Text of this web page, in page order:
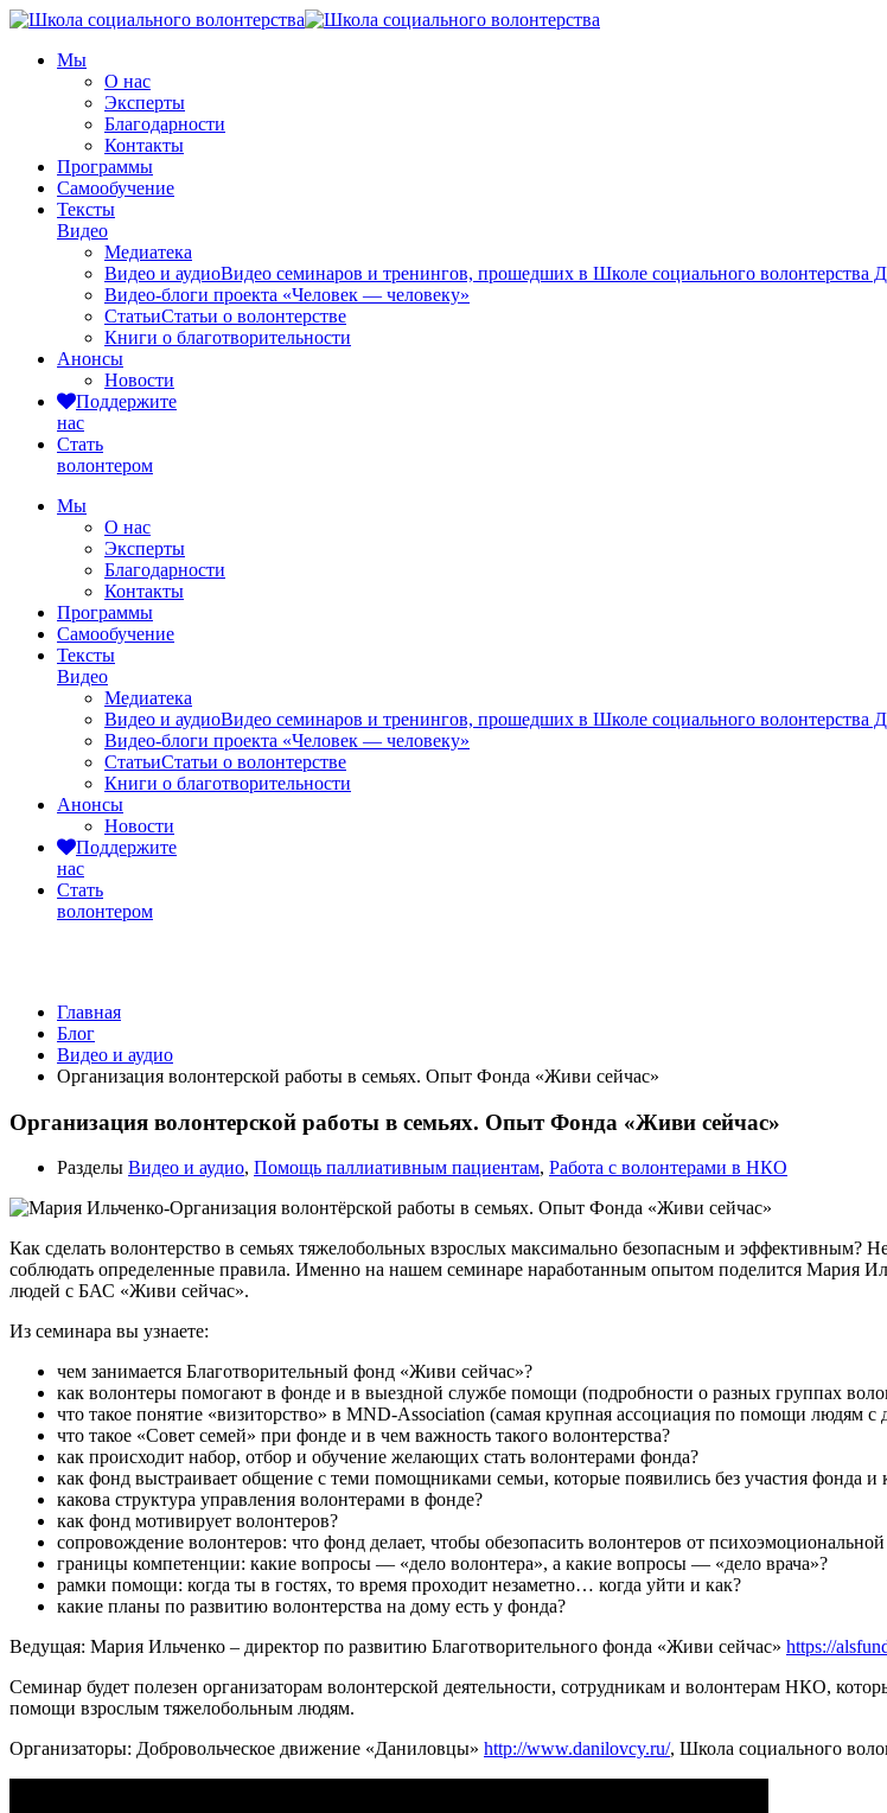
Мы
О нас
Эксперты
Благодарности
Контакты
Программы
Самообучение
Тексты
Видео
Медиатека
Видео и аудиоВидео семинаров и тренингов, прошедших в Школе социального волонтерства
Видео-блоги проекта «Человек — человеку»
СтатьиСтатьи о волонтерстве
Книги о благотворительности
Анонсы
Новости
Поддержите
нас
Стать
волонтером
Мы
О нас
Эксперты
Благодарности
Контакты
Программы
Самообучение
Тексты
Видео
Медиатека
Видео и аудиоВидео семинаров и тренингов, прошедших в Школе социального волонтерства
Видео-блоги проекта «Человек — человеку»
СтатьиСтатьи о волонтерстве
Книги о благотворительности
Анонсы
Новости
Поддержите
нас
Стать
волонтером
Главная
Блог
Видео и аудио
Организация волонтерской работы в семьях. Опыт Фонда «Живи сейчас»
Организация волонтерской работы в семьях. Опыт Фонда «Живи сейчас»
Разделы Видео и аудио, Помощь паллиативным пациентам, Работа с волонтерами в НКО
Как сделать волонтерство в семьях тяжелобольных взрослых максимально безопасным и эффективным?
соблюдать определенные правила. Именно на нашем семинаре наработанным опытом поделится Мария
людей с БАС «Живи сейчас».
Из семинара вы узнаете:
чем занимается Благотворительный фонд «Живи сейчас»?
как волонтеры помогают в фонде и в выездной службе помощи (подробности о разных группах
что такое понятие «визиторство» в MND-Association (самая крупная ассоциация по помощи людям
что такое «Cовет семей» при фонде и в чем важность такого волонтерства?
как происходит набор, отбор и обучение желающих стать волонтерами фонда?
как фонд выстраивает общение с теми помощниками семьи, которые появились без участия фонда
какова структура управления волонтерами в фонде?
как фонд мотивирует волонтеров?
сопровождение волонтеров: что фонд делает, чтобы обезопасить волонтеров от
границы компетенции: какие вопросы — «дело волонтера», а какие вопросы — «дело врача»?
рамки помощи: когда ты в гостях, то время проходит незаметно… когда уйти и как?
какие планы по развитию волонтерства на дому есть у фонда?
Ведущая: Мария Ильченко – директор по развитию Благотворительного фонда «Живи сейчас» https://
Семинар будет полезен организаторам волонтерской деятельности, сотрудникам и волонтерам НКО,
помощи взрослым тяжелобольным людям.
Организаторы: Добровольческое движение «Даниловцы» http://www.danilovcy.ru/, Школа социального